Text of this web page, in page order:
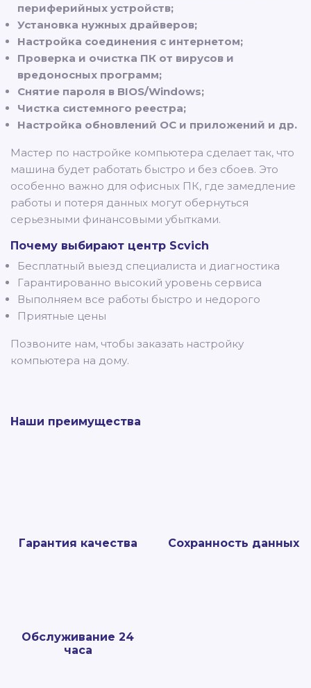
периферийных устройств;
Установка нужных драйверов;
Настройка соединения с интернетом;
Проверка и очистка ПК от вирусов и
вредоносных программ;
Снятие пароля в BIOS/Windows;
Чистка системного реестра;
Настройка обновлений ОС и приложений и др.
Мастер по настройке компьютера сделает так, что
машина будет работать быстро и без сбоев. Это
особенно важно для офисных ПК, где замедление
работы и потеря данных могут обернуться
серьезными финансовыми убытками.
Почему выбирают центр Sсvich
Бесплатный выезд специалиста и диагностика
Гарантированно высокий уровень сервиса
Выполняем все работы быстро и недорого
Приятные цены
Позвоните нам, чтобы заказать настройку
компьютера на дому.
Наши преимущества
Гарантия качества Сохранность данных
Обслуживание 24
часа